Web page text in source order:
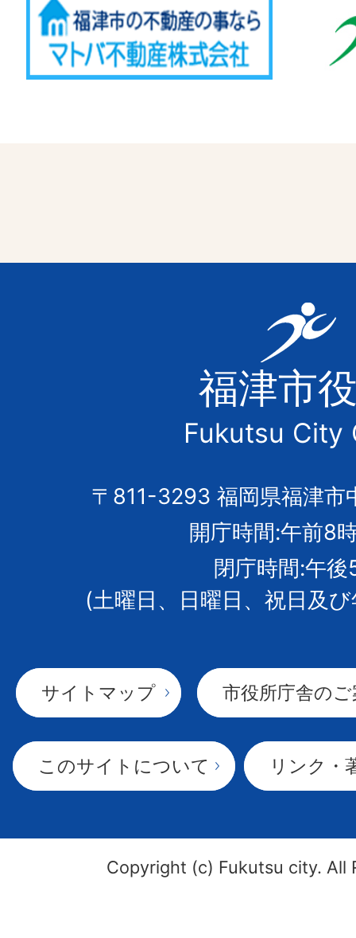
福
津
市
の
市
章
福津市
Fukutsu City
〒811-3293 福岡県福津市
開庁時間:午前8
閉庁時間:午後
(土曜日、日曜日、祝日及
サイトマップ 市役所庁舎の
このサイトについて リンク・
Copyright (c) Fukutsu city. All